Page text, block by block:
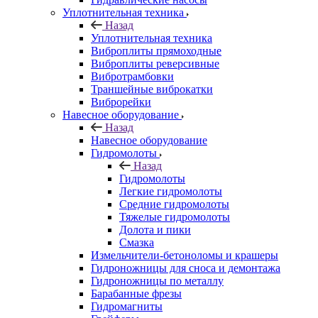
Уплотнительная техника
Назад
Уплотнительная техника
Виброплиты прямоходные
Виброплиты реверсивные
Вибротрамбовки
Траншейные виброкатки
Виброрейки
Навесное оборудование
Назад
Навесное оборудование
Гидромолоты
Назад
Гидромолоты
Легкие гидромолоты
Средние гидромолоты
Тяжелые гидромолоты
Долота и пики
Смазка
Измельчители-бетоноломы и крашеры
Гидроножницы для сноса и демонтажа
Гидроножницы по металлу
Барабанные фрезы
Гидромагниты